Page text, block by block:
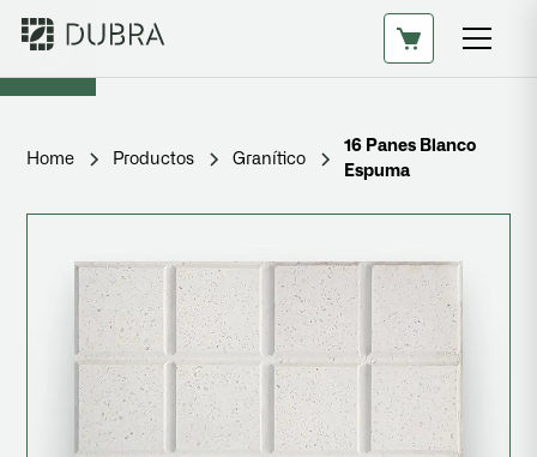
Home Productos Granítico
16 Panes Blanco
Espuma